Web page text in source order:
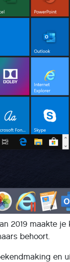
2019 maakte
behoort.
en